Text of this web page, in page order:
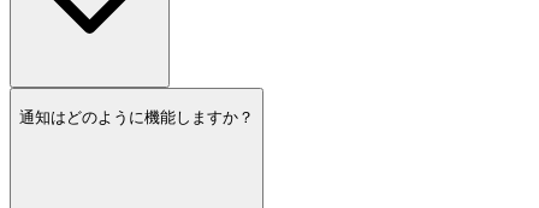
通知はどのように機能しますか？